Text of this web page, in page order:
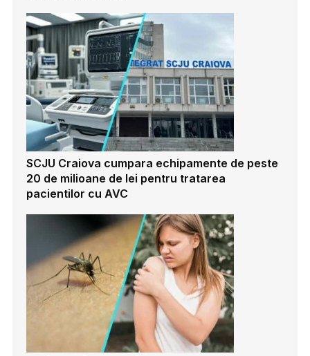
SCJU Craiova cumpara echipamente de peste
20 de milioane de lei pentru tratarea
pacientilor cu AVC